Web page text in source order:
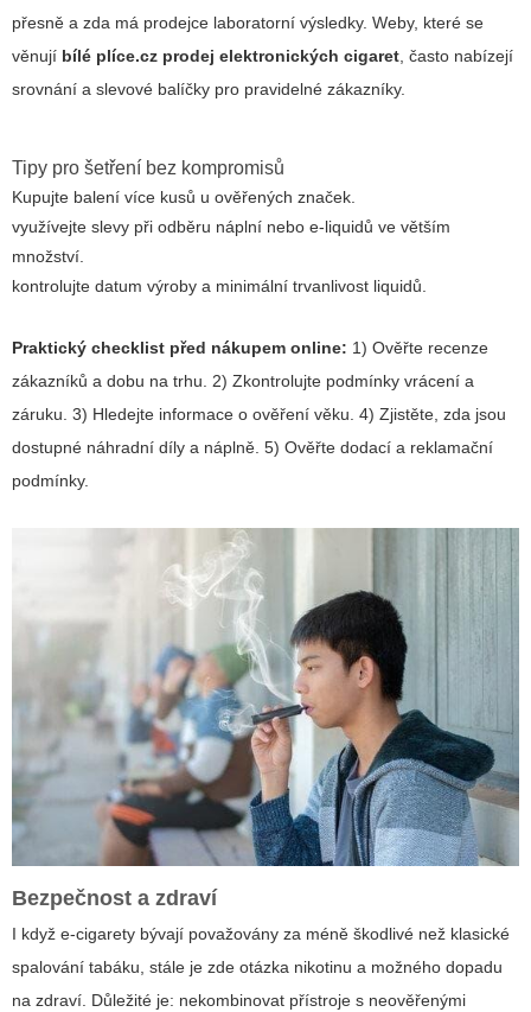
přesně a zda má prodejce laboratorní výsledky. Weby, které se
věnují bílé plíce.cz prodej elektronických cigaret , často nabízejí
srovnání a slevové balíčky pro pravidelné zákazníky.
Tipy pro šetření bez kompromisů
Kupujte balení více kusů u ověřených značek.
využívejte slevy při odběru náplní nebo e-liquidů ve větším
množství.
kontrolujte datum výroby a minimální trvanlivost liquidů.
Praktický checklist před nákupem online: 1) Ověřte recenze
zákazníků a dobu na trhu. 2) Zkontrolujte podmínky vrácení a
záruku. 3) Hledejte informace o ověření věku. 4) Zjistěte, zda jsou
dostupné náhradní díly a náplně. 5) Ověřte dodací a reklamační
podmínky.
Bezpečnost a zdraví
I když e-cigarety bývají považovány za méně škodlivé než klasické
spalování tabáku, stále je zde otázka nikotinu a možného dopadu
na zdraví. Důležité je: nekombinovat přístroje s neověřenými